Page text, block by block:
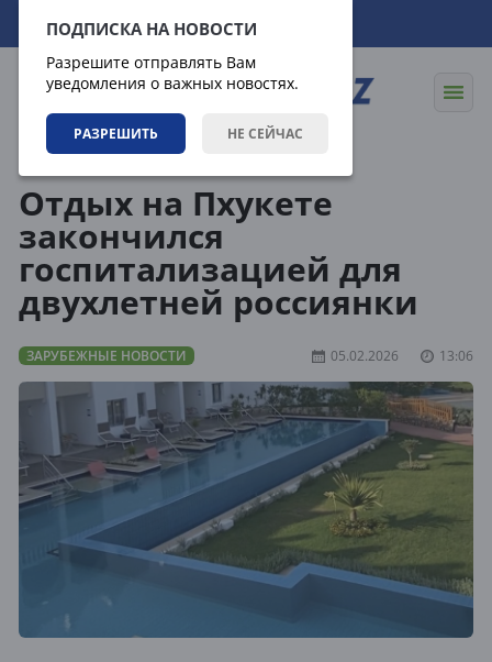
ПОДПИСКА НА НОВОСТИ
Разрешите отправлять Вам
уведомления о важных новостях.
РАЗРЕШИТЬ НЕ СЕЙЧАС
09.08.2026 20:37:44
Отдых на Пхукете
закончился
госпитализацией для
двухлетней россиянки
ЗАРУБЕЖНЫЕ НОВОСТИ 05.02.2026 13:06